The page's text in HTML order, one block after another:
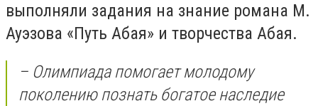
выполняли задания на знание романа М.
Ауэзова «Путь Абая» и творчества Абая.
– Олимпиада помогает молодому
поколению познать богатое наследие